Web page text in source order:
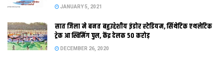
JANUARY 5, 2021
सात जिला मे बनत बहुउद्देशीय इंडोर स्‍टेडि‍यम, सिंथेटिक एथलेटिक
ट्रेक आ स्विमिंग पुल, केंद्र देलक 50 करोड़
DECEMBER 26, 2020